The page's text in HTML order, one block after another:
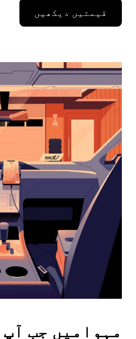
Press
down
interact
the
calendar
and
select
a
date.
Press
the
escape
button
the
calendar.
قیمتیں دیکھیں
مہوامیں جب